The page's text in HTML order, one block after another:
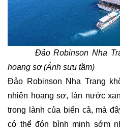
Đảo Robinson Nha
hoang sơ (Ảnh sưu tầm)
Đảo Robinson Nha Trang
nhiên hoang sơ, làn nước
trong lành của biển cả, mà
có thể đón bình minh sớm